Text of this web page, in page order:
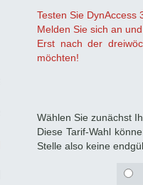
Testen Sie DynAccess
Melden Sie sich an
Erst nach der
möchten!
Wählen Sie zunächst
Diese Tarif-Wahl
Stelle also keine